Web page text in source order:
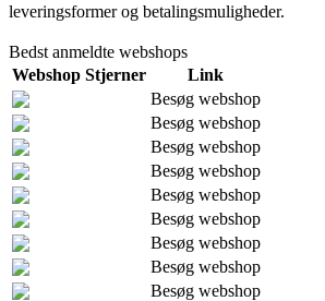
leveringsformer og betalingsmuligheder.
Bedst anmeldte webshops
Webshop Stjerner
Link
Besøg webshop
Besøg webshop
Besøg webshop
Besøg webshop
Besøg webshop
Besøg webshop
Besøg webshop
Besøg webshop
Besøg webshop